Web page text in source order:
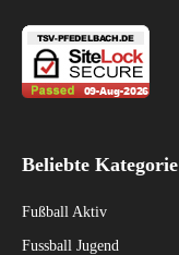
Beliebte Kategorie
Fußball Aktiv
Fussball Jugend